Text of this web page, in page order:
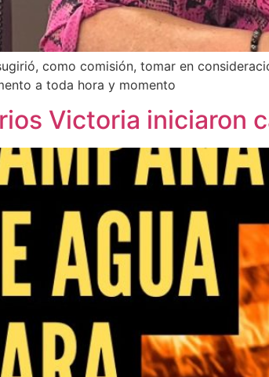
como comisión, tomar en
a toda hora y momento
Victoria iniciaron